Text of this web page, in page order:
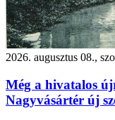
2026. augusztus 08.,
Még a hivatalos
Nagyvásártér új